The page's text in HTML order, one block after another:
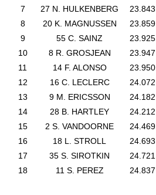
7
27 N. HULKENBERG 23.843
8
20 K. MAGNUSSEN 23.859
9
55 C. SAINZ 23.925
10
8 R. GROSJEAN 23.947
11
14 F. ALONSO 23.950
12
16 C. LECLERC 24.072
13
9 M. ERICSSON 24.182
14
28 B. HARTLEY 24.212
15
2 S. VANDOORNE 24.469
16
18 L. STROLL 24.693
17
35 S. SIROTKIN 24.721
18
11 S. PEREZ 24.837